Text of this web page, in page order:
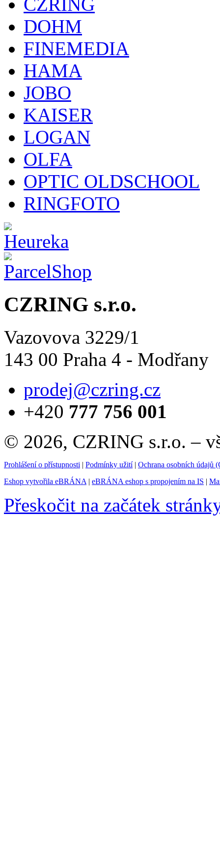
CZRING
DOHM
FINEMEDIA
HAMA
JOBO
KAISER
LOGAN
OLFA
OPTIC OLDSCHOOL
RINGFOTO
CZRING s.r.o.
Vazovova 3229/1
143 00 Praha 4 - Modřany
prodej@czring.cz
+420 777 756 001
© 2026, CZRING s.r.o. –
Prohlášení o přístupnosti | Podmínky užití| Ochrana osobních údajů
Eshop vytvořila eBRÁNA | eBRÁNA eshop s propojením na IS |
Přeskočit na začátek